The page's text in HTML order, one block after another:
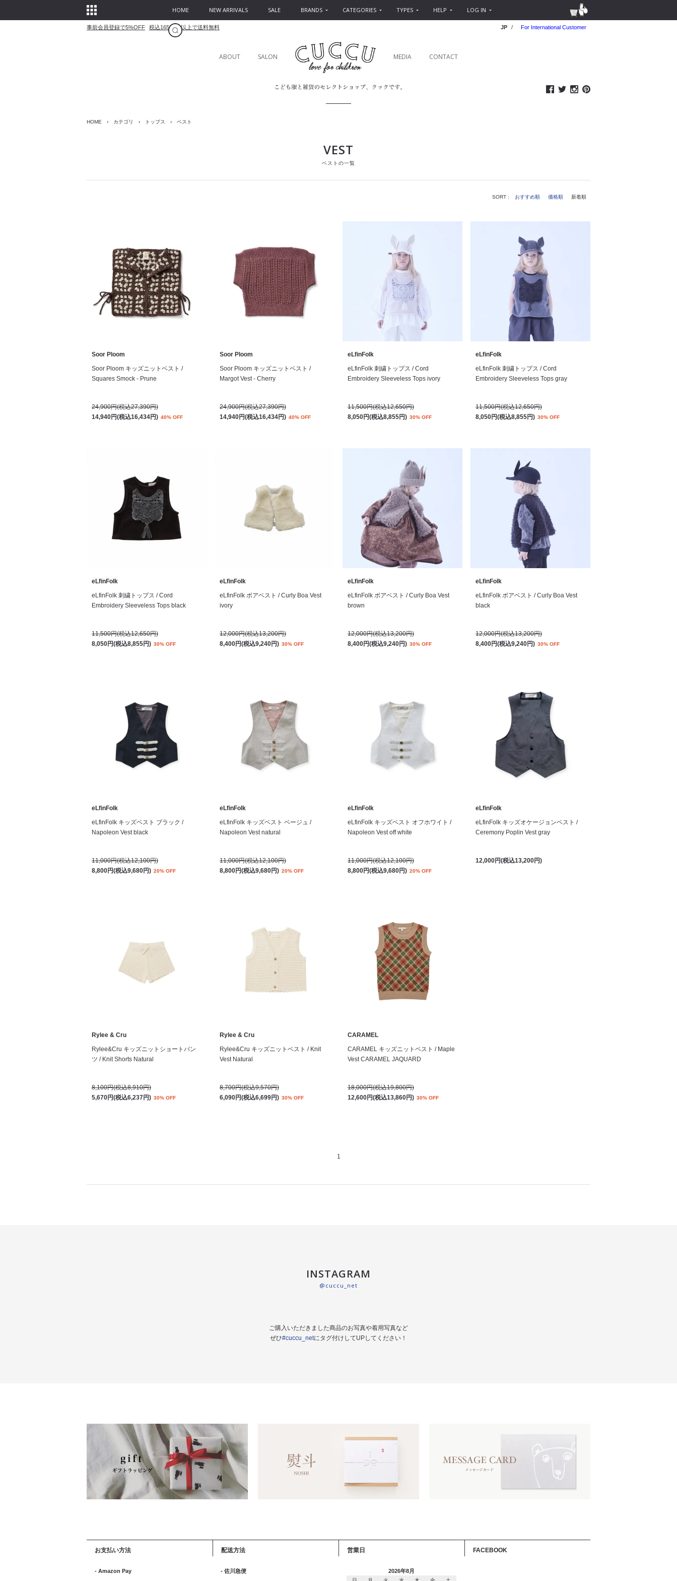
HOME NEW ARRIVALS SALE BRANDS CATEGORIES TYPES HELP LOG IN
事前会員登録で5%OFF 税込16500円以上で送料無料 JP / For International Customer
ABOUT SALON MEDIA CONTACT
HOME › カテゴリ › トップス › ベスト
VEST
ベストの一覧
SORT : おすすめ順 価格順 新着順
Soor Ploom
Soor Ploom キッズニットベスト /
Squares Smock - Prune
24,900円(税込27,390円)
14,940円(税込16,434円) 40% OFF
Soor Ploom
Soor Ploom キッズニットベスト /
Margot Vest - Cherry
24,900円(税込27,390円)
14,940円(税込16,434円) 40% OFF
eLfinFolk
eLfinFolk 刺繍トップス / Cord
Embroidery Sleeveless Tops ivory
11,500円(税込12,650円)
8,050円(税込8,855円) 30% OFF
eLfinFolk
eLfinFolk 刺繍トップス / Cord
Embroidery Sleeveless Tops gray
11,500円(税込12,650円)
8,050円(税込8,855円) 30% OFF
eLfinFolk
eLfinFolk 刺繍トップス / Cord
Embroidery Sleeveless Tops black
11,500円(税込12,650円)
8,050円(税込8,855円) 30% OFF
eLfinFolk
eLfinFolk ボアベスト / Curly Boa Vest
ivory
12,000円(税込13,200円)
8,400円(税込9,240円) 30% OFF
eLfinFolk
eLfinFolk ボアベスト / Curly Boa Vest
brown
12,000円(税込13,200円)
8,400円(税込9,240円) 30% OFF
eLfinFolk
eLfinFolk ボアベスト / Curly Boa Vest
black
12,000円(税込13,200円)
8,400円(税込9,240円) 30% OFF
eLfinFolk
eLfinFolk キッズベスト ブラック /
Napoleon Vest black
11,000円(税込12,100円)
8,800円(税込9,680円) 20% OFF
eLfinFolk
eLfinFolk キッズベスト ベージュ /
Napoleon Vest natural
11,000円(税込12,100円)
8,800円(税込9,680円) 20% OFF
eLfinFolk
eLfinFolk キッズベスト オフホワイト /
Napoleon Vest off white
11,000円(税込12,100円)
8,800円(税込9,680円) 20% OFF
eLfinFolk
eLfinFolk キッズオケージョンベスト /
Ceremony Poplin Vest gray
12,000円(税込13,200円)
Rylee & Cru
Rylee&Cru キッズニットショートパン
ツ / Knit Shorts Natural
8,100円(税込8,910円)
5,670円(税込6,237円) 30% OFF
Rylee & Cru
Rylee&Cru キッズニットベスト / Knit
Vest Natural
8,700円(税込9,570円)
6,090円(税込6,699円) 30% OFF
CARAMEL
CARAMEL キッズニットベスト / Maple
Vest CARAMEL JAQUARD
18,000円(税込19,800円)
12,600円(税込13,860円) 30% OFF
1
INSTAGRAM
@cuccu_net
ご購入いただきました商品のお写真や着用写真など
ぜひ#cuccu_netにタグ付けしてUPしてください！
お支払い方法
- Amazon Pay
配送方法
- 佐川急便
営業日
2026年8月
FACEBOOK